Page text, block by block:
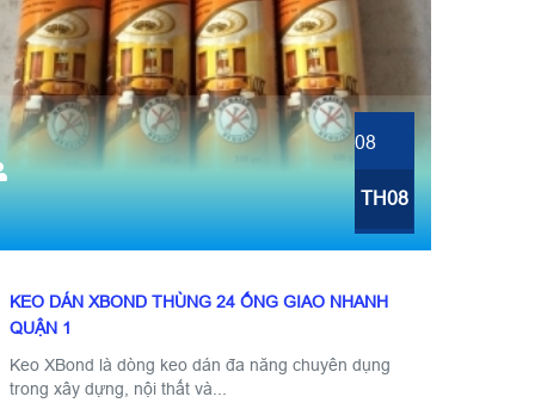
08
TH08
KEO DÁN XBOND THÙNG 24 ỐNG GIAO NHANH
QUẬN 1
Keo XBond là dòng keo dán đa năng chuyên dụng
trong xây dựng, nội thất và...